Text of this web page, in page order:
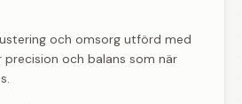
och omsorg utförd med
precision och balans som när